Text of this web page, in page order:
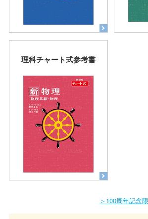
理科チャート式参考書
＞100周年記念